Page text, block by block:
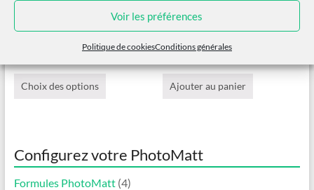
Voir les préférences
Politique de cookiesConditions générales
Summer ananas
Choix des options
Ce
options
peuvent
être
Offert
Ajouter au panier
Configurez votre PhotoMatt
Formules PhotoMatt (4)